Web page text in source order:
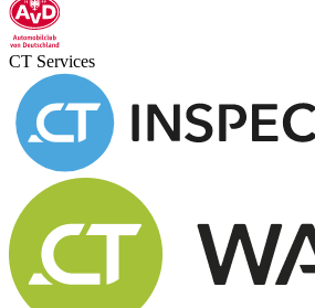
CT Services